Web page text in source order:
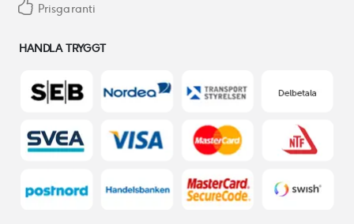
Prisgaranti
HANDLA TRYGGT